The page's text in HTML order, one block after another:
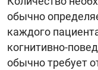
обычно
каждого
когнитивно-
обычно требует